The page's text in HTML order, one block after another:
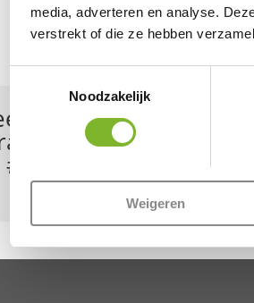
media, adverteren en analyse.
verstrekt of die ze hebben
Noodzakelijk
Weigeren
€100,-
#61483